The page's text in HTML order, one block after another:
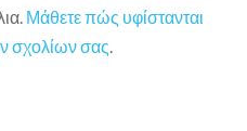
Μάθετε πώς υφίστανται
σχολίων σας.